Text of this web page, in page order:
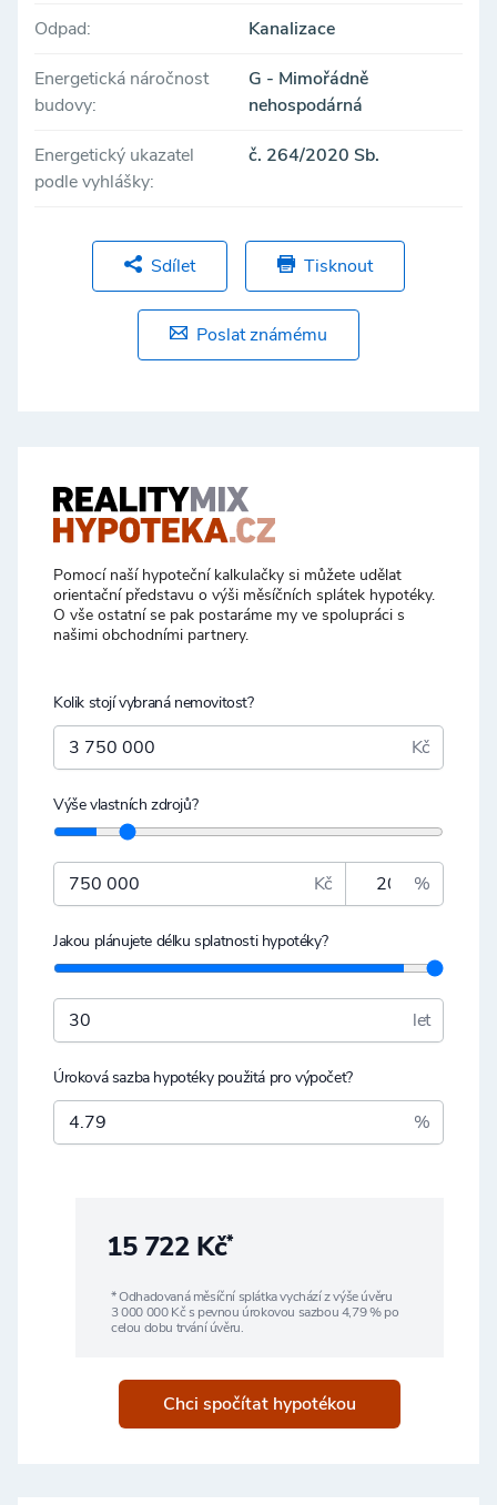
Odpad: Kanalizace
Energetická náročnost
budovy:
G - Mimořádně
nehospodárná
Energetický ukazatel
podle vyhlášky:
č. 264/2020 Sb.
Sdílet Tisknout
Poslat známému
Pomocí naší hypoteční kalkulačky si můžete udělat
orientační představu o výši měsíčních splátek hypotéky.
O vše ostatní se pak postaráme my ve spolupráci s
našimi obchodními partnery.
Kolik stojí vybraná nemovitost?
Kč
Výše vlastních zdrojů?
Kč %
Jakou plánujete délku splatnosti hypotéky?
let
Úroková sazba hypotéky použitá pro výpočet?
%
15 722 Kč*
* Odhadovaná měsíční splátka vychází z výše úvěru
3 000 000Kč s pevnou úrokovou sazbou4,79% po
celou dobu trvání úvěru.
Chci spočítat hypotékou